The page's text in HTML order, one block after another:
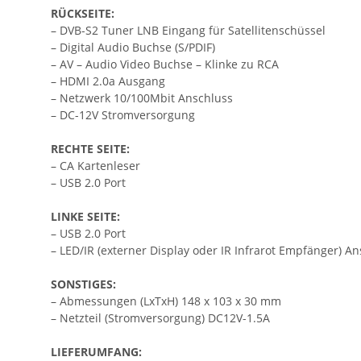
RÜCKSEITE:
– DVB-S2 Tuner LNB Eingang für Satellitenschüssel
– Digital Audio Buchse (S/PDIF)
– AV – Audio Video Buchse – Klinke zu RCA
– HDMI 2.0a Ausgang
– Netzwerk 10/100Mbit Anschluss
– DC-12V Stromversorgung
RECHTE SEITE:
– CA Kartenleser
– USB 2.0 Port
LINKE SEITE:
– USB 2.0 Port
– LED/IR (externer Display oder IR Infrarot Empfänger)
SONSTIGES:
– Abmessungen (LxTxH) 148 x 103 x 30 mm
– Netzteil (Stromversorgung) DC12V-1.5A
LIEFERUMFANG: